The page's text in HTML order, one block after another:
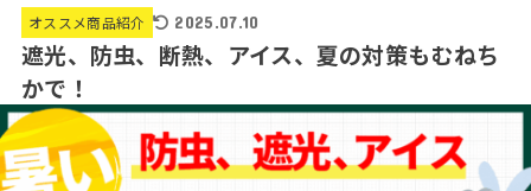
オススメ商品紹介 2025.07.10
遮光、防虫、断熱、アイス、夏の対策もむねち
かで！